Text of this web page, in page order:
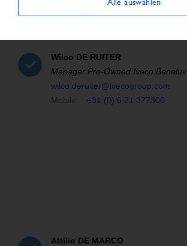
Wilco DE RUITER
Manager Pre-Owned Iveco Benelux
wilco.deruiter@ivecogroup.com
Mobile:
+31 (0) 6 21 377306
Attilio DE MARCO